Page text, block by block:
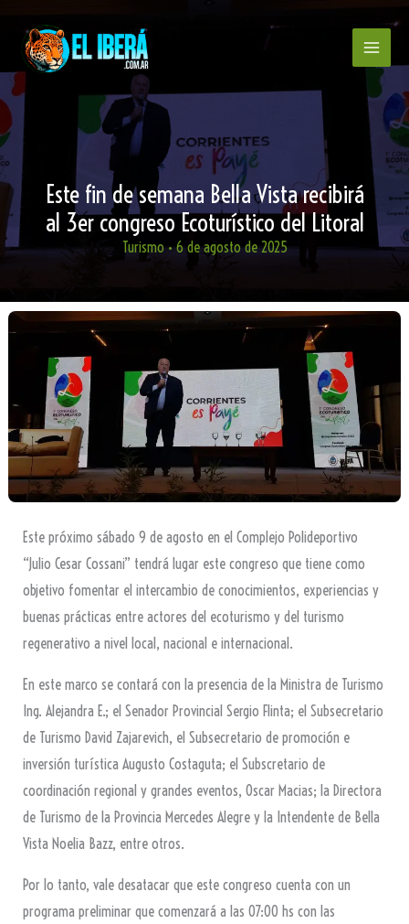
contenido
Este fin de semana Bella Vista recibirá
al 3er congreso Ecoturístico del Litoral
Turismo•6 de agosto de 2025
Este próximo sábado 9 de agosto en el Complejo Polideportivo
“Julio Cesar Cossani” tendrá lugar este congreso que tiene como
objetivo fomentar el intercambio de conocimientos, experiencias y
buenas prácticas entre actores del ecoturismo y del turismo
regenerativo a nivel local, nacional e internacional.
En este marco se contará con la presencia de la Ministra de Turismo
Ing. Alejandra E.; el Senador Provincial Sergio Flinta; el Subsecretario
de Turismo David Zajarevich, el Subsecretario de promoción e
inversión turística Augusto Costaguta; el Subscretario de
coordinación regional y grandes eventos, Oscar Macias; la Directora
de Turismo de la Provincia Mercedes Alegre y la Intendente de Bella
Vista Noelia Bazz, entre otros.
Por lo tanto, vale desatacar que este congreso cuenta con un
programa preliminar que comenzará a las 07:00 hs con las